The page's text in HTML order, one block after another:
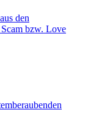
den
bzw. Love